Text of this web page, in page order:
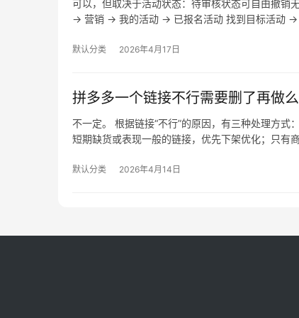
可以，但取决于活动状态：待审核状态可自由撤销
→ 营销 → 我的活动 → 已报名活动 找到目标活动
默认分类 2026年4月17日
拼多多一个链接不行需要删了再做么
不一定。 根据链接“不行”的原因，有三种处理方式
短期缺货或表现一般的链接，优先下架优化；只有
默认分类 2026年4月14日